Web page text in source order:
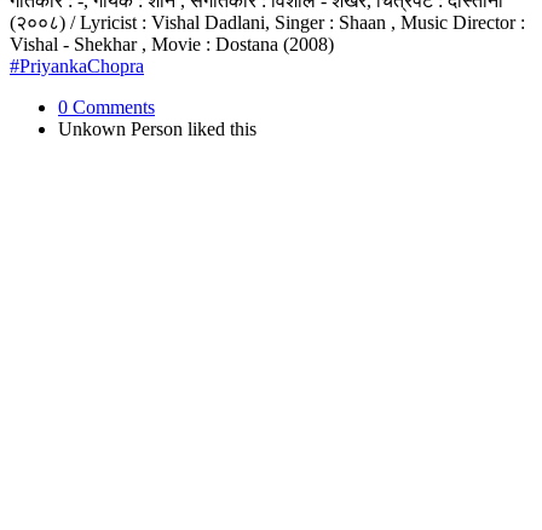
(२००८) / Lyricist : Vishal Dadlani, Singer : Shaan , Music Director :
Vishal - Shekhar , Movie : Dostana (2008)
#PriyankaChopra
0 Comments
Unkown Person liked this